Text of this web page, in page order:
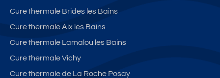
Cure thermale Brides les Bains
Cure thermale Aix les Bains
Cure thermale Lamalou les Bains
Cure thermale Vichy
Cure thermale de La Roche Posay